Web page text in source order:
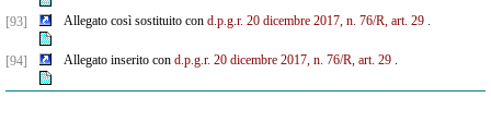
[93] Allegato così sostituito con d.p.g.r. 20 dicembre 2017, n. 76/R, art. 29.
[94] Allegato inserito con d.p.g.r. 20 dicembre 2017, n. 76/R, art. 29.